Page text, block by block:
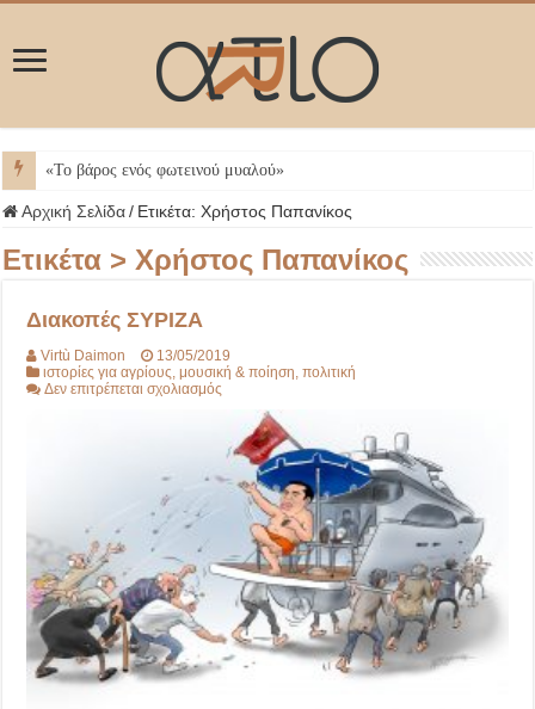
ΜΥΚ
Αρχική Σελίδα / Ετικέτα:Χρήστος Παπανίκος
Ετικέτα > Χρήστος Παπανίκος
Διακοπές ΣΥΡΙΖΑ
Virtù Daimon
13/05/2019
ιστορίες για αγρίους ,μουσική & ποίηση ,πολιτική
Δεν επιτρέπεται σχολιασμός
ΣΥΡΙΖΑ